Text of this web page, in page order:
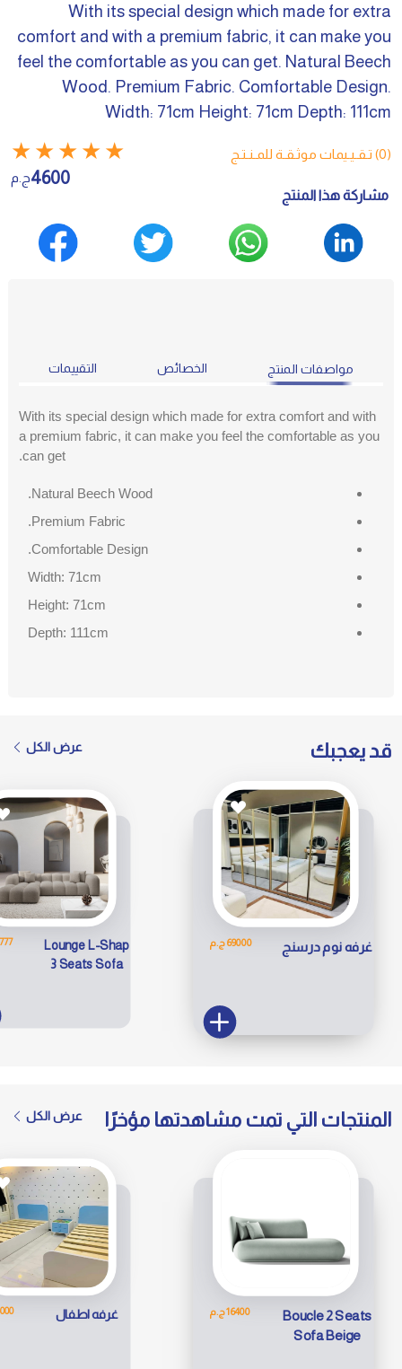
With its special design which made for extra
comfort and with a premium fabric, it can make you
feel the comfortable as you can get. Natural Beech
Wood. Premium Fabric. Comfortable Design.
Width: 71cm Height: 71cm Depth: 111cm
(0) تـقـيـيمات موثـقـة للمـنـتـج ★
★
★
★
★
4600ج.م
مشاركة هذا المنتج
مواصفات المنتج الخصائص التقييمات
With its special design which made for extra comfort and with
a premium fabric, it can make you feel the comfortable as you
can get.
Natural Beech Wood.
Premium Fabric.
Comfortable Design.
Width: 71cm
Height: 71cm
Depth: 111cm
قد يعجبك عرض الكل
غرفه نوم درسنج 69000 ج.م Lounge L-Shap
3 Seats Sofa
المنتجات التي تمت مشاهدتها مؤخرًا عرض الكل
Boucle 2 Seats
Sofa Beige
16400 ج.م غرفه اطفال